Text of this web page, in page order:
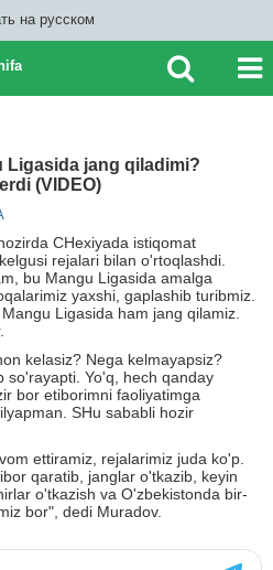
на русском
Ligasida jang qiladimi?
(VIDEO)
CHexiyada istiqomat
rejalari bilan o'rtoqlashdi.
bu Mangu Ligasida amalga
yaxshi, gaplashib turibmiz.
Ligasida ham jang qilamiz.
kelasiz? Nega kelmayapsiz?
so'rayapti. Yo'q, hech qanday
bor etiborimni faoliyatimga
SHu sababli hozir
ettiramiz, rejalarimiz juda ko'p.
qaratib, janglar o'tkazib, keyin
o'tkazish va O'zbekistonda bir-
bor", dedi Muradov.